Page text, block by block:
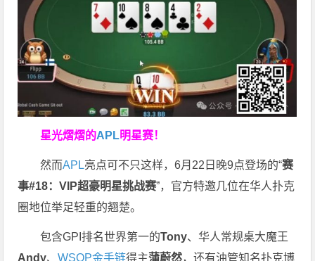
星光熠熠的APL明星赛！
然而APL亮点可不只这样，6月22日晚9点登场的“赛
事#18：VIP超豪明星挑战赛”，官方特邀几位在华人扑克
圈地位举足轻重的翘楚。
包含GPI排名世界第一的Tony、华人常规桌大魔王
Andy、WSOP金手链得主蒲蔚然，还有油管知名扑克博